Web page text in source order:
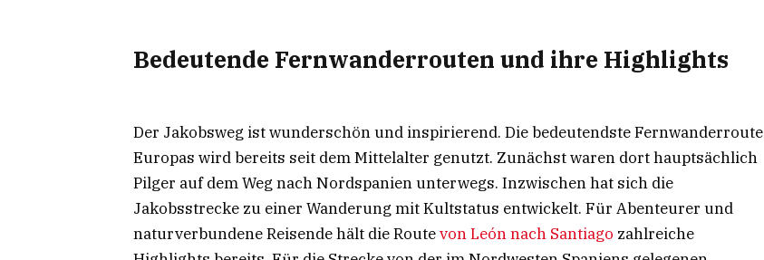
Bedeutende Fernwanderrouten und ihre Highlights
Der Jakobsweg ist wunderschön und inspirierend. Die bedeutendste Fernwanderroute
Europas wird bereits seit dem Mittelalter genutzt. Zunächst waren dort hauptsächlich
Pilger auf dem Weg nach Nordspanien unterwegs. Inzwischen hat sich die
Jakobsstrecke zu einer Wanderung mit Kultstatus entwickelt. Für Abenteurer und
naturverbundene Reisende hält die Routevon León nach Santiago zahlreiche